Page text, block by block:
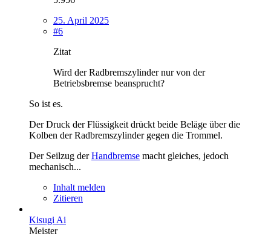
25. April 2025
#6
Zitat
Wird der Radbremszylinder nur von der
Betriebsbremse beansprucht?
So ist es.
Der Druck der Flüssigkeit drückt beide Beläge über die
Kolben der Radbremszylinder gegen die Trommel.
Der Seilzug derHandbremse macht gleiches, jedoch
mechanisch...
Inhalt melden
Zitieren
Kisugi Ai
Meister